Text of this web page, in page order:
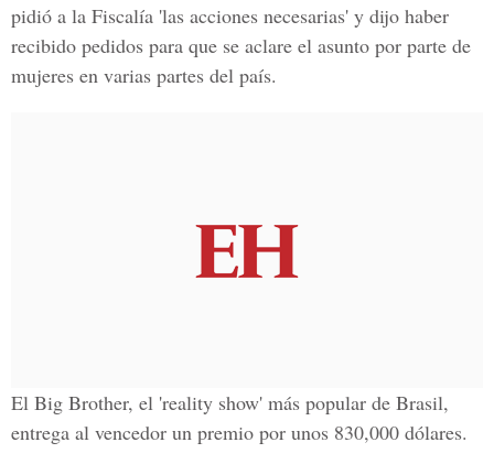
pidió a la Fiscalía 'las acciones necesarias' y dijo haber
recibido pedidos para que se aclare el asunto por parte de
mujeres en varias partes del país.
El Big Brother, el 'reality show' más popular de Brasil,
entrega al vencedor un premio por unos 830,000 dólares.